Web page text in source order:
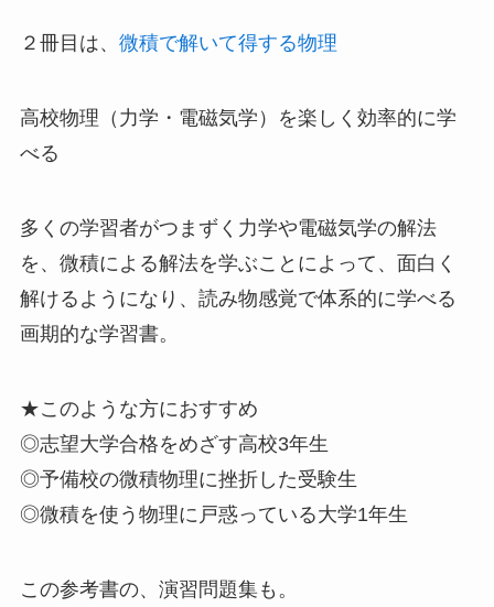
２冊目は、 微積で解いて得する物理
高校物理（力学・電磁気学）を楽しく効率的に学
べる
多くの学習者がつまずく力学や電磁気学の解法
を、微積による解法を学ぶことによって、面白く
解けるようになり、読み物感覚で体系的に学べる
画期的な学習書。
★このような方におすすめ
◎志望大学合格をめざす高校3年生
◎予備校の微積物理に挫折した受験生
◎微積を使う物理に戸惑っている大学1年生
この参考書の、演習問題集も。